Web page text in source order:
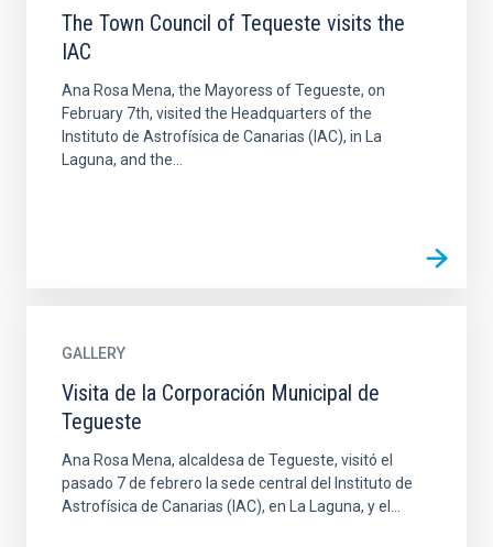
The Town Council of Tequeste visits the
IAC
Ana Rosa Mena, the Mayoress of Tegueste, on
February 7th, visited the Headquarters of the
Instituto de Astrofísica de Canarias (IAC), in La
Laguna, and the...
GALLERY
Visita de la Corporación Municipal de
Tegueste
Ana Rosa Mena, alcaldesa de Tegueste, visitó el
pasado 7 de febrero la sede central del Instituto de
Astrofísica de Canarias (IAC), en La Laguna, y el...